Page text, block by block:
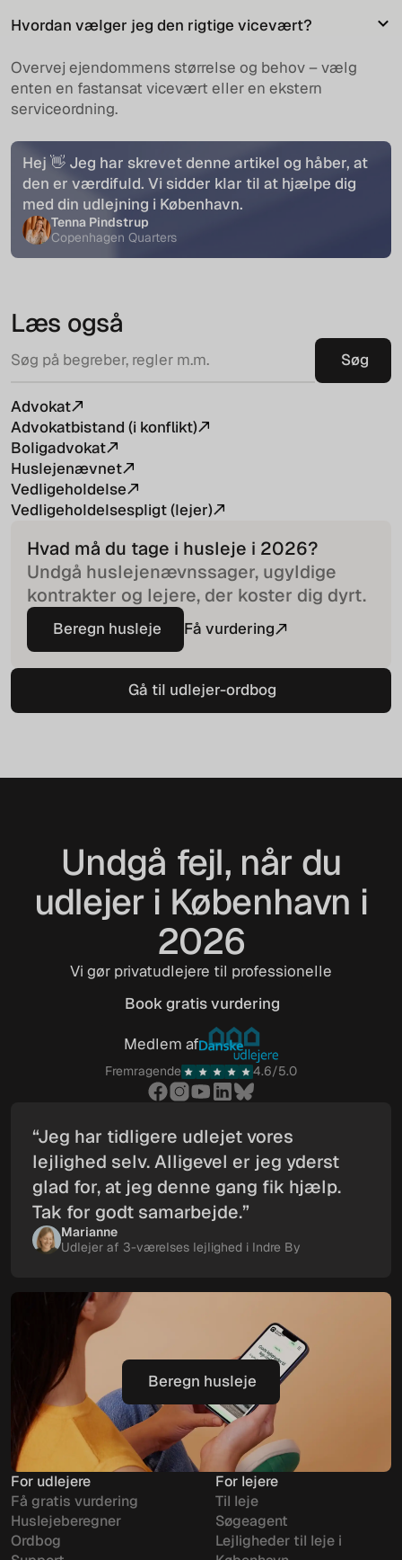
Hvordan vælger jeg den rigtige vicevært?
Overvej ejendommens størrelse og behov – vælg
enten en fastansat vicevært eller en ekstern
serviceordning.
Hej 👋 Jeg har skrevet denne artikel og håber, at
den er værdifuld. Vi sidder klar til at hjælpe dig
med din udlejning i København.
Tenna Pindstrup
Copenhagen Quarters
Læs også
Advokat
Advokatbistand (i konflikt)
Boligadvokat
Huslejenævnet
Vedligeholdelse
Vedligeholdelsespligt (lejer)
Hvad må du tage i husleje i 2026?
Undgå huslejenævnssager, ugyldige
kontrakter og lejere, der koster dig dyrt.
Beregn husleje
Beregn husleje
Få vurdering
Gå til udlejer-ordbog
Gå til udlejer-ordbog
Undgå fejl, når du
udlejer i København i
2026
Vi gør privatudlejere til professionelle
Book gratis vurdering
Book gratis vurdering
Medlem af
Fremragende 4.6/5.0
“Jeg har tidligere udlejet vores
lejlighed selv. Alligevel er jeg yderst
glad for, at jeg denne gang fik hjælp.
Tak for godt samarbejde.”
Marianne
Udlejer af 3-værelses lejlighed i Indre By
Beregn husleje
Beregn husleje
For udlejere
Få gratis vurdering
Huslejeberegner
Ordbog
For lejere
Til leje
Søgeagent
Lejligheder til leje i